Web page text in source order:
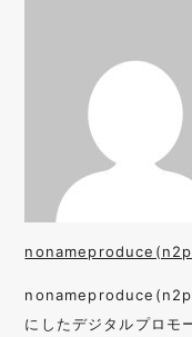
nonameproduce(n2p)
にしたデジタルプロモ